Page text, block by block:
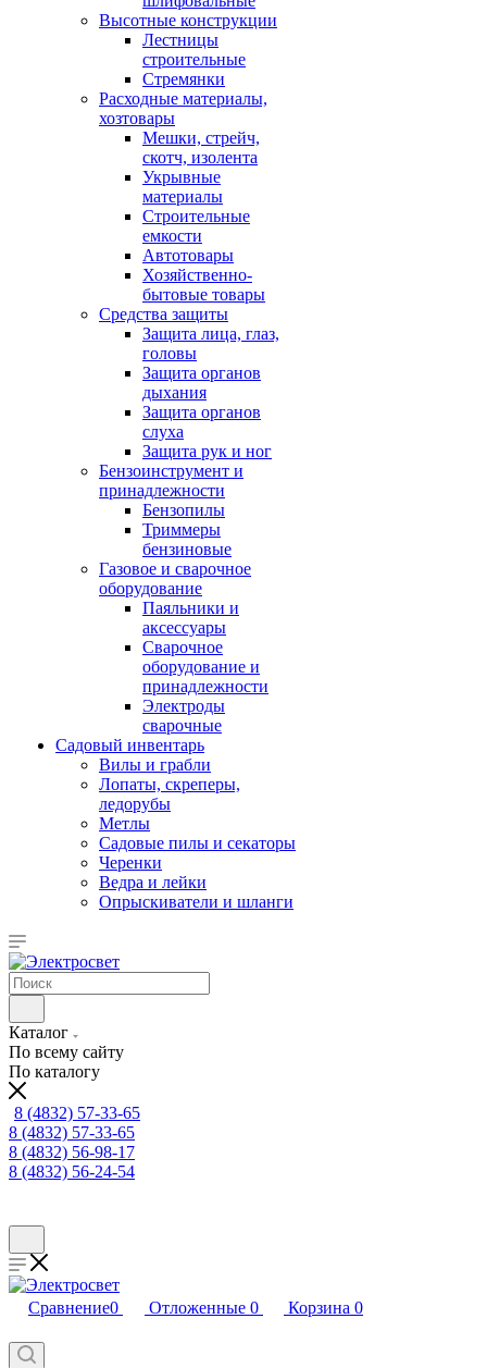
Высотные конструкции
Лестницы
строительные
Стремянки
Расходные материалы,
хозтовары
Мешки, стрейч,
скотч, изолента
Укрывные
материалы
Строительные
емкости
Автотовары
Хозяйственно-
бытовые товары
Средства защиты
Защита лица, глаз,
головы
Защита органов
дыхания
Защита органов
слуха
Защита рук и ног
Бензоинструмент и
принадлежности
Бензопилы
Триммеры
бензиновые
Газовое и сварочное
оборудование
Паяльники и
аксессуары
Сварочное
оборудование и
принадлежности
Электроды
сварочные
Садовый инвентарь
Вилы и грабли
Лопаты, скреперы,
ледорубы
Метлы
Садовые пилы и секаторы
Черенки
Ведра и лейки
Опрыскиватели и шланги
Каталог
По всему сайту
По каталогу
8 (4832) 57-33-65
8 (4832) 57-33-65
8 (4832) 56-98-17
8 (4832) 56-24-54
Сравнение0 Отложенные 0 Корзина 0